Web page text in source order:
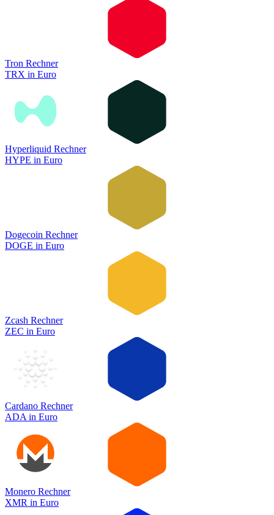
Tron Rechner
TRX in Euro
Hyperliquid Rechner
HYPE in Euro
Dogecoin Rechner
DOGE in Euro
Zcash Rechner
ZEC in Euro
Cardano Rechner
ADA in Euro
Monero Rechner
XMR in Euro